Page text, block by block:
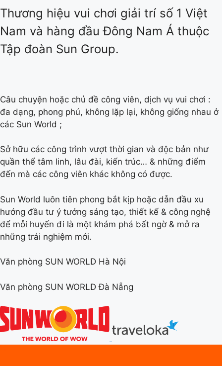
Thương hiệu vui chơi giải trí số 1 Việt
Nam và hàng đầu Đông Nam Á thuộc
Tập đoàn Sun Group.
Câu chuyện hoặc chủ đề công viên, dịch vụ vui chơi :
đa dạng, phong phú, không lặp lại, không giống nhau ở
các Sun World ;
Sở hữu các công trình vượt thời gian và độc bản như
quần thể tâm linh, lâu đài, kiến trúc… & những điểm
đến mà các công viên khác không có được.
Sun World luôn tiên phong bắt kịp hoặc dẫn đầu xu
hướng đầu tư ý tưởng sáng tạo, thiết kế & công nghệ
để mỗi huyến đi là một khám phá bất ngờ & mở ra
những trải nghiệm mới.
Văn phòng SUN WORLD Hà Nội
Văn phòng SUN WORLD Đà Nẵng